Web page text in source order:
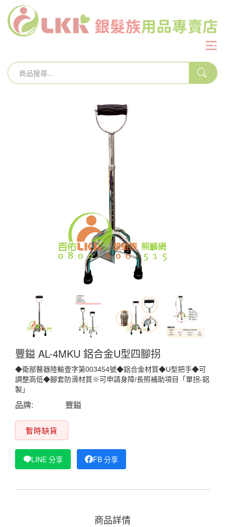
豐鎰 AL-4MKU 鋁合金U型四腳拐
◆衛部醫器陸輸壹字第003454號◆鋁合金材質◆U型把手◆可
調整高低◆腳套防滑材質※可申請身障/長照補助項目「單拐-鋁
製」
品牌: 豐鎰
暫時缺貨
LINE 分享 FB 分享
商品詳情